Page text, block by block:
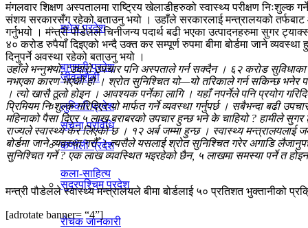
मधेस प्रदेश
बागमती प्रदेश
लुम्विनी प्रदेश
कर्णाली प्रदेश
सुदूरपश्चिम प्रदेश
विविध
जीवनशैली
सूचना प्रविधि
कला-साहित्य
रोचक जानकारी
मंगलवार शिक्षण अस्पतालमा राष्ट्रिय खेलाडीहरुको स्वास्थ्य परीक्षण
संशय सरकारसँग रहेको बताउनु भयो । उहाँले सरकारलाई मन्त्रालयको तर्फबाट
गर्नुभयो । मन्त्री पौडेलले चिनीजन्य पदार्थ बढी भएका उत्पादनहरुमा सुगर
४० करोड रुपैयाँ दिइएको भन्दै उक्त कर सम्पूर्ण रुपमा बीमा बोर्डमा जाने
दिनुपर्ने अवस्था रहेको बताउनु भयो ।
उहाँले भन्नुभयो, ‘उदारो उपचार पनि अस्पताले गर्न सक्दैन । ६२ करोड
नभएका कारण भएको हो । श्रोत सुनिश्चित यो—यो तरिकाले गर्न सकिन्छ भनेर
। त्यो खासै ठूलो होइन । आवश्यक पर्नेका लागि । यहाँ नपर्नेले पनि प्रयोग
प्रिमियम निःशुल्क गरिदिएर यो मार्फत गर्ने व्यवस्था गर्नुपर्छ । सबैभन्दा बढी
महिनाको पैसा दिएर ५ लाख बराबरको उपचार हुन्छ भने के चाहियो ? हामीले
राज्यले स्वास्थ्य कर लिएको छ । १२ अर्ब जम्मा हुन्छ । स्वास्थ्य मन्त्रालयलाई
बोर्डमा जाने व्यवस्था गरौँ । त्यसैले यसलाई श्रोत सुनिश्चित गरेर अगाडि
सुनिश्चित गर्ने ? एक लाख व्यवस्थित भइरहेको छैन, ५ लाखमा समस्या पर्ने त
मन्त्री पौडेलले स्वास्थ्य मन्त्रालयले बीमा बोर्डलाई ५० प्रतिशत भुक्तानीको
[adrotate banner= “4”]